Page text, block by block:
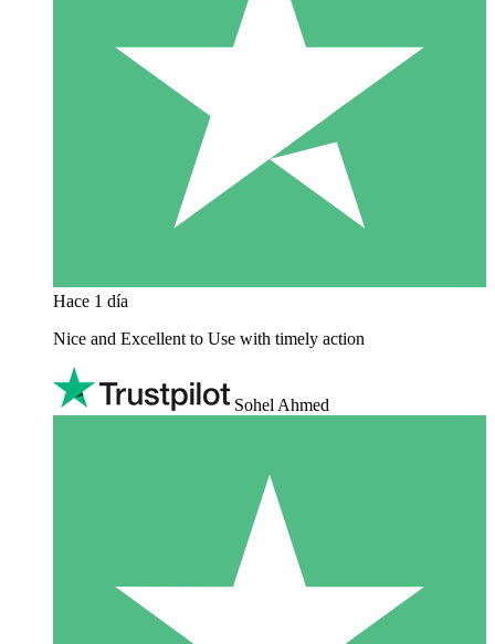
Hace 1 día
Nice and Excellent to Use with timely action
Sohel Ahmed